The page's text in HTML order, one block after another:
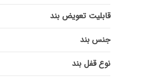
قابلیت تعویض بند
جنس بند
نوع قفل بند